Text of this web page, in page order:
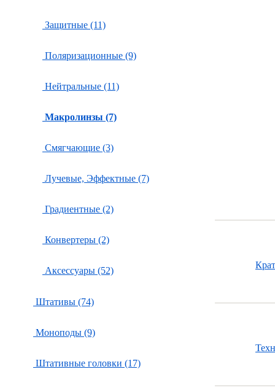
Защитные (11)
Поляризационные (9)
Нейтральные (11)
Макролинзы (7)
Смягчающие (3)
Лучевые, Эффектные (7)
Градиентные (2)
Конвертеры (2)
Аксессуары (52)
Штативы (74)
Моноподы (9)
Штативные головки (17)